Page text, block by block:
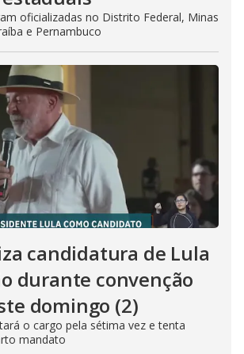
oficializadas no Distrito Federal, Minas
e Pernambuco
candidatura de Lula
durante convenção
domingo (2)
o cargo pela sétima vez e tenta
mandato